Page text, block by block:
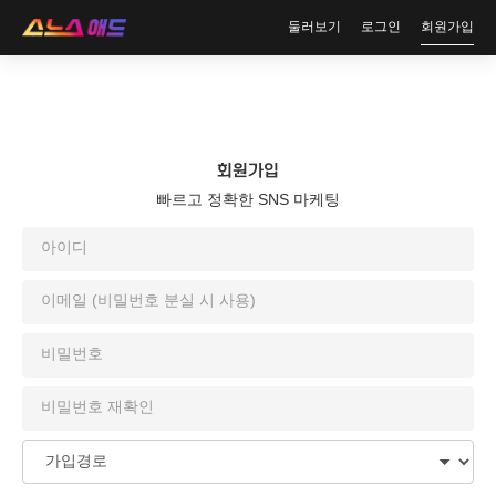
둘러보기 로그인 회원가입
회원가입
빠르고 정확한 SNS 마케팅